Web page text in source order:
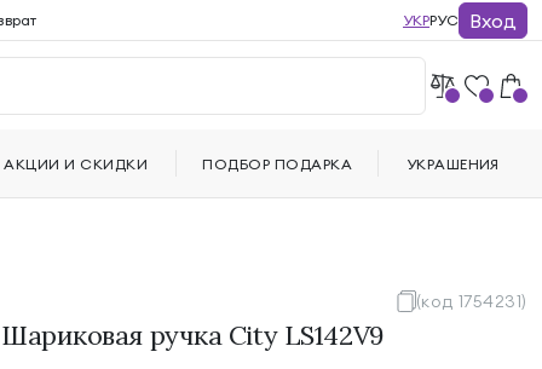
(код 1754231)
ручка City LS142V9
УКРРУС Вход
АКЦИИ И СКИДКИ ПОДБОР ПОДАРКА УКРАШЕНИЯ